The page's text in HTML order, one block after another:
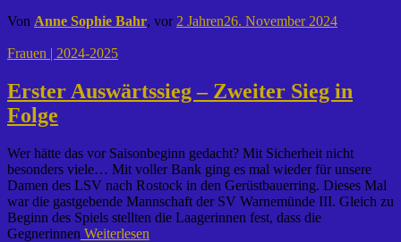
Von Anne Sophie Bahr, vor 2 Jahren26. November 2024
Frauen | 2024-2025
Erster Auswärtssieg – Zweiter Sieg in
Folge
Wer hätte das vor Saisonbeginn gedacht? Mit Sicherheit nicht
besonders viele… Mit voller Bank ging es mal wieder für unsere
Damen des LSV nach Rostock in den Gerüstbauerring. Dieses Mal
war die gastgebende Mannschaft der SV Warnemünde III. Gleich zu
Beginn des Spiels stellten die Laagerinnen fest, dass die
Gegnerinnen Weiterlesen